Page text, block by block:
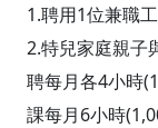
1.聘用1位兼職
2.特兒家庭親子
聘每月各4小時
課每月6小時